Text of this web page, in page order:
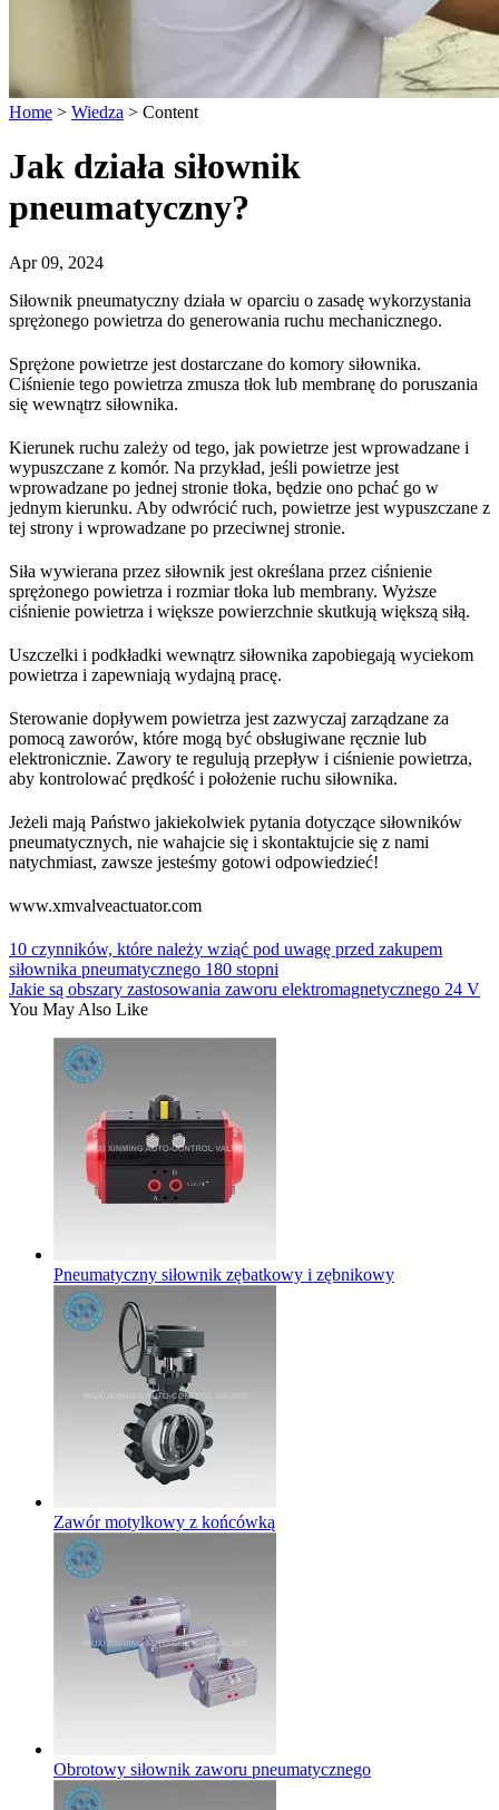
Home > Wiedza > Content
Jak działa siłownik
pneumatyczny?
Apr 09, 2024
Siłownik pneumatyczny działa w oparciu o zasadę wykorzystania
sprężonego powietrza do generowania ruchu mechanicznego.
Sprężone powietrze jest dostarczane do komory siłownika.
Ciśnienie tego powietrza zmusza tłok lub membranę do poruszania
się wewnątrz siłownika.
Kierunek ruchu zależy od tego, jak powietrze jest wprowadzane i
wypuszczane z komór. Na przykład, jeśli powietrze jest
wprowadzane po jednej stronie tłoka, będzie ono pchać go w
jednym kierunku. Aby odwrócić ruch, powietrze jest wypuszczane z
tej strony i wprowadzane po przeciwnej stronie.
Siła wywierana przez siłownik jest określana przez ciśnienie
sprężonego powietrza i rozmiar tłoka lub membrany. Wyższe
ciśnienie powietrza i większe powierzchnie skutkują większą siłą.
Uszczelki i podkładki wewnątrz siłownika zapobiegają wyciekom
powietrza i zapewniają wydajną pracę.
Sterowanie dopływem powietrza jest zazwyczaj zarządzane za
pomocą zaworów, które mogą być obsługiwane ręcznie lub
elektronicznie. Zawory te regulują przepływ i ciśnienie powietrza,
aby kontrolować prędkość i położenie ruchu siłownika.
Jeżeli mają Państwo jakiekolwiek pytania dotyczące siłowników
pneumatycznych, nie wahajcie się i skontaktujcie się z nami
natychmiast, zawsze jesteśmy gotowi odpowiedzieć!
www.xmvalveactuator.com
10 czynników, które należy wziąć pod uwagę przed zakupem
siłownika pneumatycznego 180 stopni
Jakie są obszary zastosowania zaworu elektromagnetycznego 24 V
You May Also Like
Pneumatyczny siłownik zębatkowy i zębnikowy
Zawór motylkowy z końcówką
Obrotowy siłownik zaworu pneumatycznego